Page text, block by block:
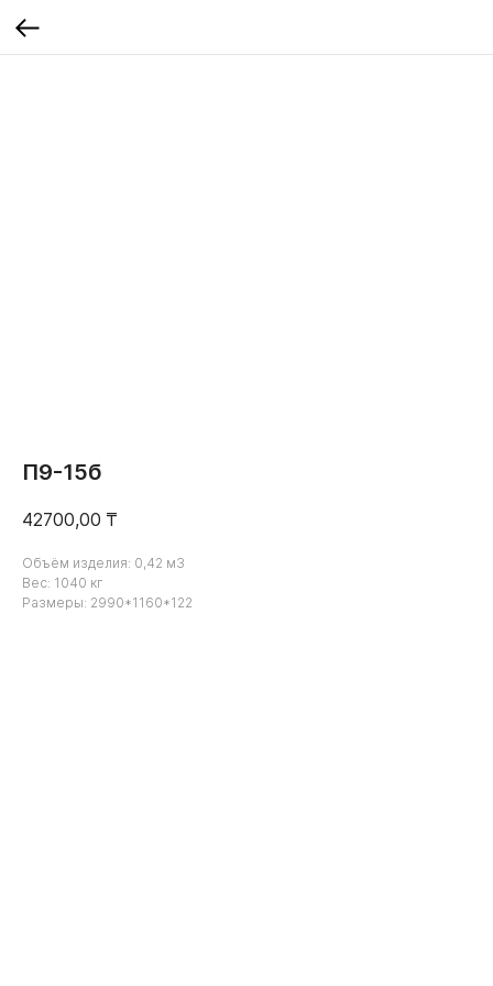
П9-15б
42700,00 ₸
Объём изделия: 0,42 м3
Вес: 1040 кг
Размеры: 2990*1160*122